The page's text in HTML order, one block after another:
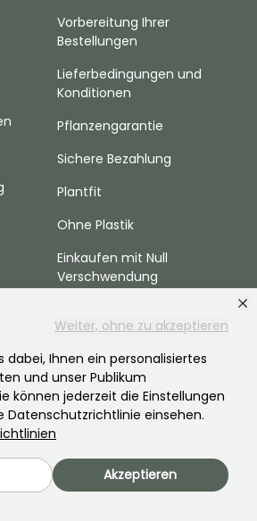
Weiter, ohne zu akzeptieren
dabei, Ihnen ein personalisiertes
und unser Publikum
können jederzeit die Einstellungen
Datenschutzrichtlinie einsehen.
Akzeptieren
Vorbereitung Ihrer
Bestellungen
Lieferbedingungen und
Konditionen
Pflanzengarantie
Sichere Bezahlung
Plantfit
Ohne Plastik
Einkaufen mit Null
Verschwendung